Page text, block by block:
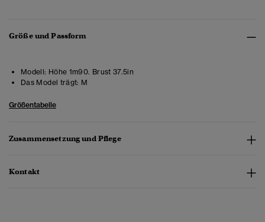
Größe und Passform
Modell: Höhe 1m90. Brust 37.5in
Das Model trägt: M
Größentabelle
Zusammensetzung und Pflege
Kontakt